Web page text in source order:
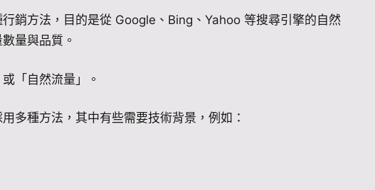
銷方法，目的是從 Google、Bing、Yahoo 等搜尋引擎的自然
量與品質。
「自然流量」。
多種方法，其中有些需要技術背景，例如：